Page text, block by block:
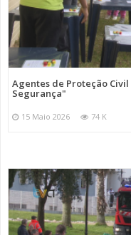
Agentes de Proteção Civil
Segurança"
15 Maio 2026 74 K